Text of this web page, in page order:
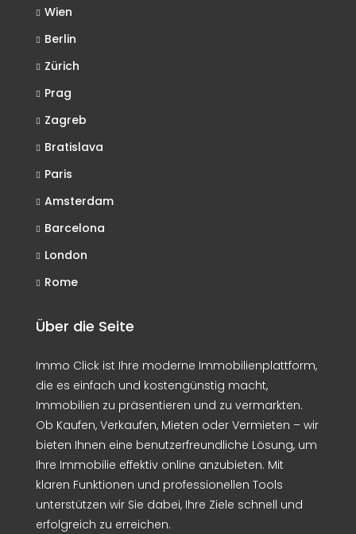
Wien
Berlin
Zürich
Prag
Zagreb
Bratislava
Paris
Amsterdam
Barcelona
London
Rome
Über die Seite
Immo Click ist Ihre moderne Immobilienplattform,
die es einfach und kostengünstig macht,
Immobilien zu präsentieren und zu vermarkten.
Ob Kaufen, Verkaufen, Mieten oder Vermieten – wir
bieten Ihnen eine benutzerfreundliche Lösung, um
Ihre Immobilie effektiv online anzubieten. Mit
klaren Funktionen und professionellen Tools
unterstützen wir Sie dabei, Ihre Ziele schnell und
erfolgreich zu erreichen.